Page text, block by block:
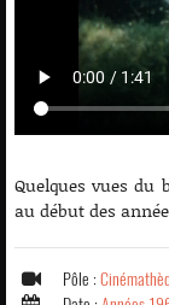
Quelques vues du
au début des
Pôle :